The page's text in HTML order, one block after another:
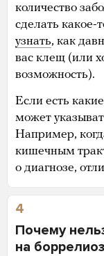
количество
сделать какое-
узнать, как
вас клещ (или
возможность).
Если есть
может
Например,
кишечным
о диагнозе,
4
Почему
на